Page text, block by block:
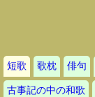
短歌 歌枕 俳句
古事記の中の和歌